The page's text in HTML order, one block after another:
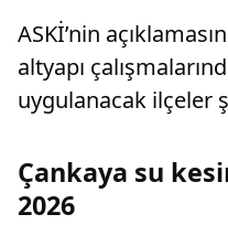
ASKİ’nin
altyapı
uygulanacak ilçeler
Çankaya su
2026